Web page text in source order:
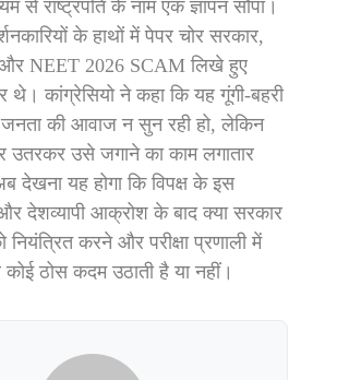
से राष्ट्रपति के नाम एक ज्ञापन सौंपा।
के हाथों में पेपर चोर सरकार,
और NEET 2026 SCAM लिखे हुए
थे। कांग्रेसियो ने कहा कि यह गूंगी-बहरी
की आवाज न सुन रही हो, लेकिन
उतरकर उसे जगाने का काम लगातार
देखना यह होगा कि विपक्ष के इस
देशव्यापी आक्रोश के बाद क्या सरकार
नियंत्रित करने और परीक्षा प्रणाली में
ठोस कदम उठाती है या नहीं।